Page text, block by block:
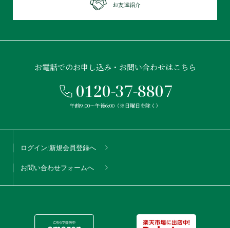
お友達紹介
お電話でのお申し込み・お問い合わせはこちら
0120-37-8807
午前9:00〜午後6:00（※日曜日を除く）
ログイン/新規会員登録へ
お問い合わせフォームへ